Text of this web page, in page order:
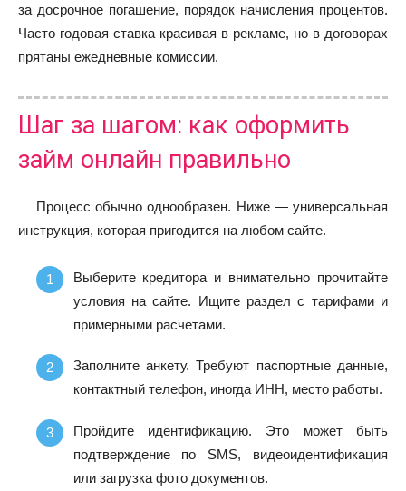
за досрочное погашение, порядок начисления процентов.
Часто годовая ставка красивая в рекламе, но в договорах
прятаны ежедневные комиссии.
Шаг за шагом: как оформить
займ онлайн правильно
Процесс обычно однообразен. Ниже — универсальная
инструкция, которая пригодится на любом сайте.
Выберите кредитора и внимательно прочитайте
условия на сайте. Ищите раздел с тарифами и
примерными расчетами.
Заполните анкету. Требуют паспортные данные,
контактный телефон, иногда ИНН, место работы.
Пройдите идентификацию. Это может быть
подтверждение по SMS, видеоидентификация
или загрузка фото документов.